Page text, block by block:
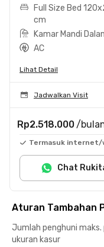
Full Size Bed
cm
Kamar Mandi
AC
Lihat Detail
Jadwalkan Visit
Rp2.518.000 /
Termasuk internet/
Chat
Aturan Tambahan
Jumlah penghuni
ukuran kasur